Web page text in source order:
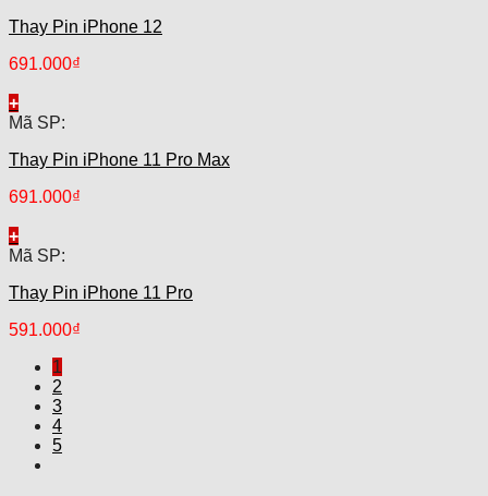
Thay Pin iPhone 12
691.000₫
+
Mã SP:
Thay Pin iPhone 11 Pro Max
691.000₫
+
Mã SP:
Thay Pin iPhone 11 Pro
591.000₫
1
2
3
4
5